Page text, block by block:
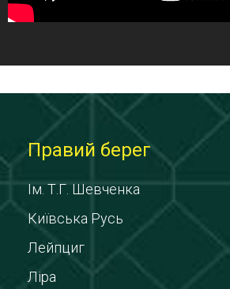
Правий берег
Ім. Т.Г. Шевченка
Київська Русь
Лейпциг
Ліра